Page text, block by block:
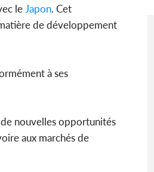
leJapon. Cet
de développement
à ses
nouvelles opportunités
aux marchés de